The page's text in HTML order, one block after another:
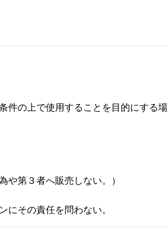
件の上で使用することを目的にする
や第３者へ販売しない。）
にその責任を問わない。